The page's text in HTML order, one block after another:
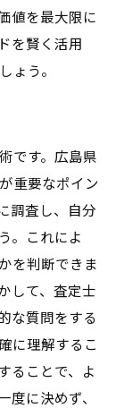
値を最大限に
を賢く活用
ょう。
です。広島県
重要なポイン
調査し、自分
。これによ
を判断できま
して、査定士
な質問をする
に理解するこ
ることで、よ
度に決めず、